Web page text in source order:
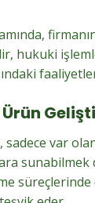
hukuki
sadece var
sunabilmek
süreçlerinde